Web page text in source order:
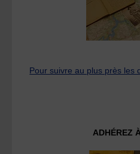
Pour suivre au plus près les
ADHÉREZ